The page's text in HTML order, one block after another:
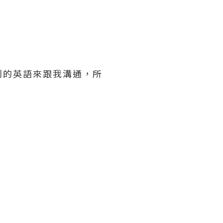
英語來跟我溝通，所